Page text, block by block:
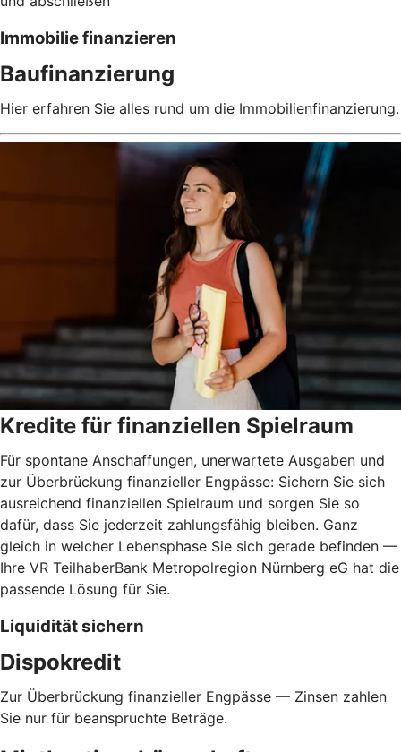
Immobilie finanzieren
Baufinanzierung
Hier erfahren Sie alles rund um die Immobilienfinanzierung.
Kredite für finanziellen Spielraum
Für spontane Anschaffungen, unerwartete Ausgaben und
zur Überbrückung finanzieller Engpässe: Sichern Sie sich
ausreichend finanziellen Spielraum und sorgen Sie so
dafür, dass Sie jederzeit zahlungsfähig bleiben. Ganz
gleich in welcher Lebensphase Sie sich gerade befinden —
Ihre VR TeilhaberBank Metropolregion Nürnberg eG hat die
passende Lösung für Sie.
Liquidität sichern
Dispokredit
Zur Überbrückung finanzieller Engpässe — Zinsen zahlen
Sie nur für beanspruchte Beträge.